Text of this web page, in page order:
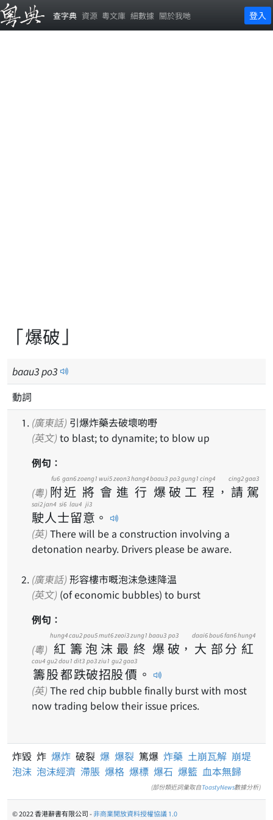
查字典 資源 粵文庫 細數據 關於我哋 登入
「爆破」
baau3po3
動詞
(廣東話) 引爆炸藥去破壞啲嘢
(英文) to blast; to dynamite; to blow up
例句：
(粵) 附
fu6
近
gan6
將
zoeng1
會
wui5
進
zeon3
行
hang4
爆
baau3
破
po3
工
gung1
程
cing4
， 請
cing2
駕
gaa3
駛
sai2
人
jan4
士
si6
留
lau4
意
ji3
。
(英) There will be a construction involving a
detonation nearby. Drivers please be aware.
(廣東話) 形容樓市嘅泡沫急速降温
(英文) (of economic bubbles) to burst
例句：
(粵) 紅
hung4
籌
cau2
泡
pou5
沫
mut6
最
zeoi3
終
zung1
爆
baau3
破
po3
， 大
daai6
部
bou6
分
fan6
紅
hung4
籌
cau4
股
gu2
都
dou1
跌
dit3
破
po3
招
ziu1
股
gu2
價
gaa3
。
(英) The red chip bubble finally burst with most
now trading below their issue prices.
炸毀 炸 爆炸 破裂 爆 爆裂 篤爆 炸藥 土崩瓦解 崩堤
泡沫 泡沫經濟 滯脹 爆格 爆標 爆石 爆籃 血本無歸
(部份類近詞彙取自ToastyNews數據分析)
© 2022 香港辭書有限公司 -非商業開放資料授權協議 1.0